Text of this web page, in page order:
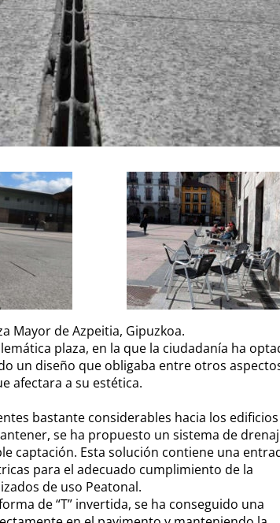
Mayor de Azpeitia, Gipuzkoa.
plaza, en la que la ciudadanía ha
un diseño que obligaba entre otros
afectara a su estética.
bastante considerables hacia los
se ha propuesto un sistema de
captación. Esta solución contiene una
para el adecuado cumplimiento de la
de uso Peatonal.
de “T” invertida, se ha conseguido una